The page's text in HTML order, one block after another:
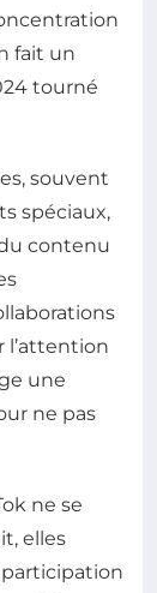
fait un
tourné
souvent
spéciaux,
contenu
l’attention
une
ne pas
ne se
elles